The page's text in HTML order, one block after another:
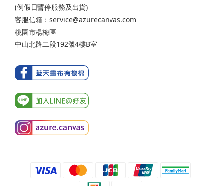
(例假日暫停服務及出貨)
客服信箱：service@azurecanvas.com
桃園市楊梅區
中山北路二段192號4樓B室